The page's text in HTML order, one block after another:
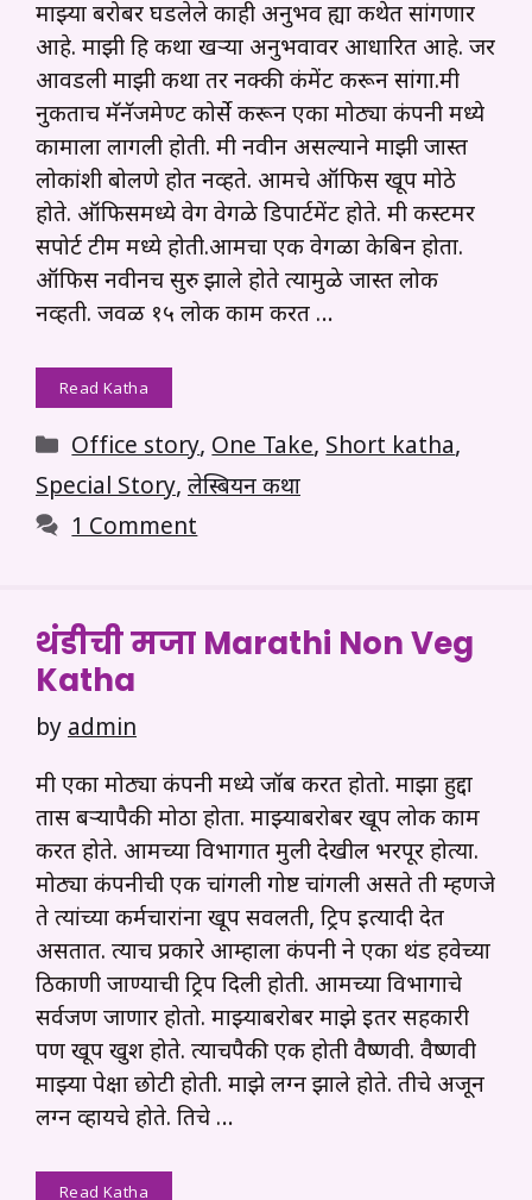
माझ्या बरोबर घडलेले काही अनुभव ह्या कथेत सांगणार
आहे. माझी हि कथा खऱ्या अनुभवावर आधारित आहे. जर
आवडली माझी कथा तर नक्की कंमेंट करून सांगा.मी
नुकताच मॅनॅजमेण्ट कोर्से करून एका मोठ्या कंपनी मध्ये
कामाला लागली होती. मी नवीन असल्याने माझी जास्त
लोकांशी बोलणे होत नव्हते. आमचे ऑफिस खूप मोठे
होते. ऑफिसमध्ये वेग वेगळे डिपार्टमेंट होते. मी कस्टमर
सपोर्ट टीम मध्ये होती.आमचा एक वेगळा केबिन होता.
ऑफिस नवीनच सुरु झाले होते त्यामुळे जास्त लोक
नव्हती. जवळ १५ लोक काम करत …
Read Katha
Categories
Office story,One Take,Short katha,
Special Story, लेस्बियन कथा
1 Comment
थंडीची मजा Marathi Non Veg
Katha
by admin
मी एका मोठ्या कंपनी मध्ये जॉब करत होतो. माझा हुद्दा
तास बऱ्यापैकी मोठा होता. माझ्याबरोबर खूप लोक काम
करत होते. आमच्या विभागात मुली देखील भरपूर होत्या.
मोठ्या कंपनीची एक चांगली गोष्ट चांगली असते ती म्हणजे
ते त्यांच्या कर्मचारांना खूप सवलती, ट्रिप इत्यादी देत
असतात. त्याच प्रकारे आम्हाला कंपनी ने एका थंड हवेच्या
ठिकाणी जाण्याची ट्रिप दिली होती. आमच्या विभागाचे
सर्वजण जाणार होतो. माझ्याबरोबर माझे इतर सहकारी
पण खूप खुश होते. त्याचपैकी एक होती वैष्णवी. वैष्णवी
माझ्या पेक्षा छोटी होती. माझे लग्न झाले होते. तीचे अजून
लग्न व्हायचे होते. तिचे …
Read Katha